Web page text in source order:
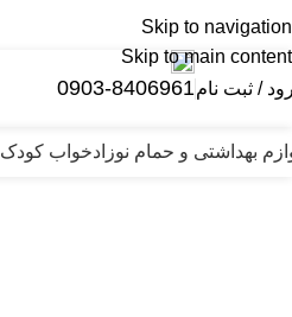
Skip to navigation
Skip to main content
/ ثبت نام0903-8406961
بهداشتی و حمام نوزادخواب کودک